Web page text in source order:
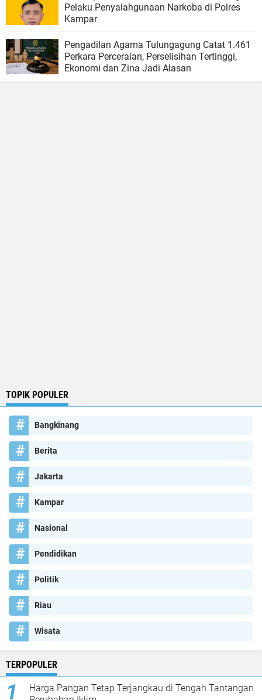
Pelaku Penyalahgunaan Narkoba di Polres
Kampar
Pengadilan Agama Tulungagung Catat 1.461
Perkara Perceraian, Perselisihan Tertinggi,
Ekonomi dan Zina Jadi Alasan
TOPIK POPULER
Bangkinang
Berita
Jakarta
Kampar
Nasional
Pendidikan
Politik
Riau
Wisata
TERPOPULER
Harga Pangan Tetap Terjangkau di Tengah Tantangan